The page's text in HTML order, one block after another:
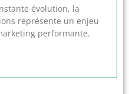
évolution, la
représente un enjeu
performante.